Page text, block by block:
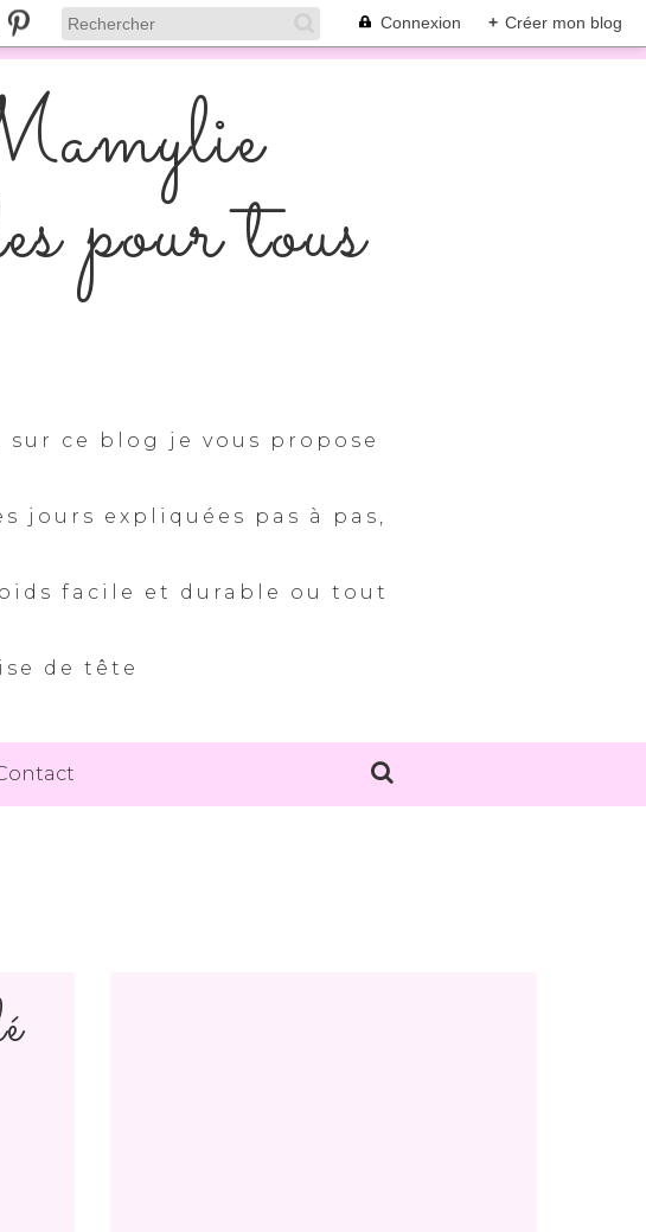
Connexion + Créer mon blog
pour tous
ce blog je vous propose
jours expliquées pas à pas,
facile et durable ou tout
de tête